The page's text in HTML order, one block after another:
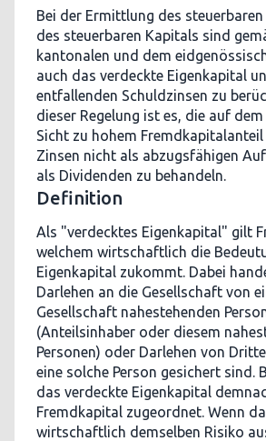
Bei der Ermittlung des steuerbaren
des steuerbaren Kapitals sind
kantonalen und dem
auch das verdeckte Eigenkapital
entfallenden Schuldzinsen zu
dieser Regelung ist es, die auf
Sicht zu hohem
Zinsen nicht als abzugsfähigen
als Dividenden zu behandeln.
Definition
Als "verdecktes Eigenkapital" gilt
welchem wirtschaftlich die
Eigenkapital zukommt. Dabei
Darlehen an die Gesellschaft von
Gesellschaft nahestehenden
(Anteilsinhaber oder diesem
Personen) oder Darlehen von
eine solche Person gesichert sind.
das verdeckte Eigenkapital
Fremdkapital zugeordnet. Wenn
wirtschaftlich demselben Risiko